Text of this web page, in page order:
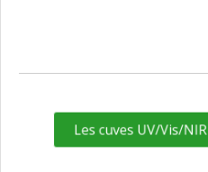
Les cuves UV/Vis/NIR